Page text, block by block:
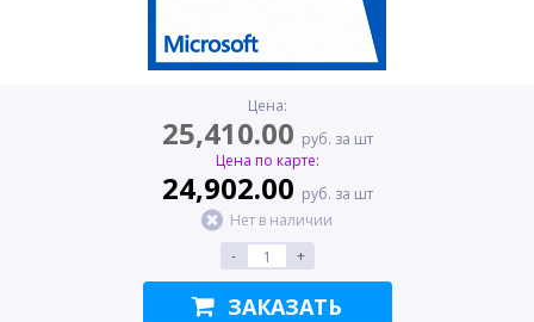
Цена:
25,410.00 руб. за шт
Цена по карте:
24,902.00 руб. за шт
Нет в наличии
-
+
ЗАКАЗАТЬ